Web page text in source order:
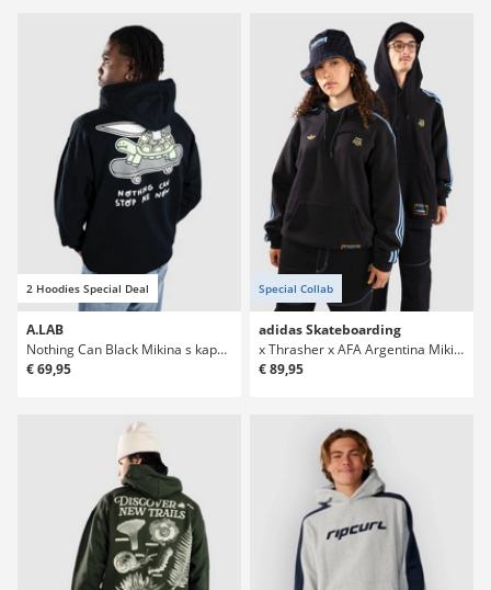
2 Hoodies Special Deal
A.LAB
Nothing Can Black Mikina s kapucí
€ 69,95
Special Collab
adidas Skateboarding
x Thrasher x AFA Argentina Mikina s kapucí
€ 89,95